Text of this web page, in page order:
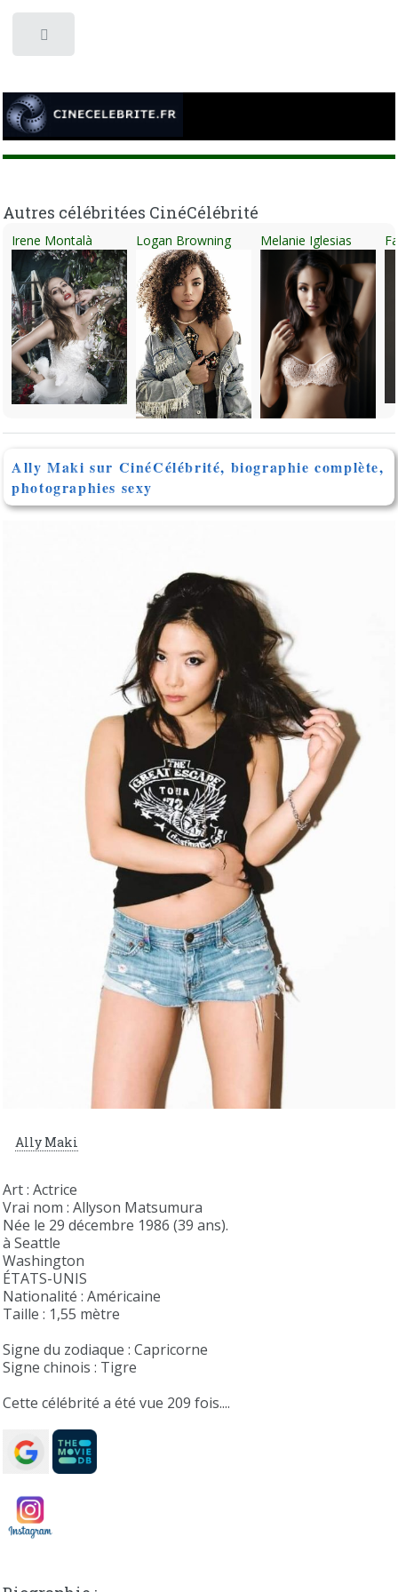
Autres célébritées CinéCélébrité
Irene Montalà Logan Browning Melanie Iglesias
Ally Maki sur CinéCélébrité, biographie complète,
photographies sexy
Ally Maki
Art : Actrice
Vrai nom : Allyson Matsumura
Née le 29 décembre 1986 (39 ans).
à Seattle
Washington
ÉTATS-UNIS
Nationalité : Américaine
Taille : 1,55 mètre
Signe du zodiaque : Capricorne
Signe chinois : Tigre
Cette célébrité a été vue 209 fois....